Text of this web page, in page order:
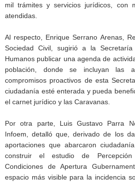
mil trámites y servicios jurídicos, con
atendidas.
Al respecto, Enrique Serrano Arenas,
Sociedad Civil, sugirió a la
Humanos publicar una agenda de
población, donde se incluyan las
compromisos proactivos de esta
ciudadanía esté enterada y pueda
el carnet jurídico y las Caravanas.
Por otra parte, Luis Gustavo Parra
Infoem, detalló que, derivado de los
aportaciones que abarcaron
construir el estudio de
Condiciones de Apertura
espacio más visible para la incidencia